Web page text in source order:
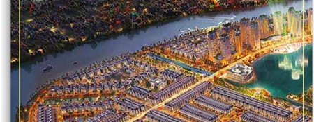
PHỄU THU NƯỚC MẶT CẦU - TẦNG HẦM - SÂN VƯỜN
NẮP THOÁT NƯỚC SÂN GOLF
CÁC SẢN PHẨM GANG - COMPOSITE KHÁC